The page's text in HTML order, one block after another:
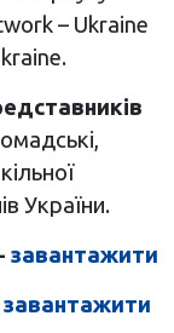
– Ukraine
України.
завантажити
завантажити